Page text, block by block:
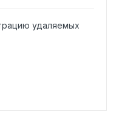
удаляемых